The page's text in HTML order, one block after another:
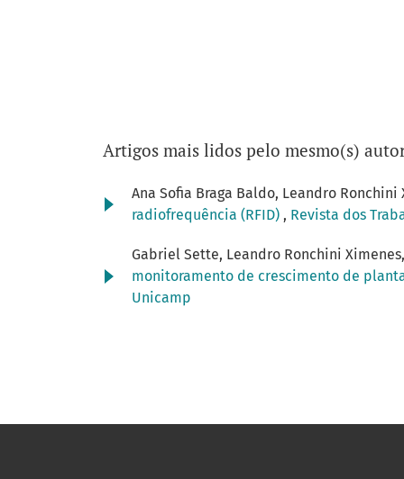
Artigos mais lidos pelo mesmo(s)
Ana Sofia Braga Baldo, Leandro Ronchini
radiofrequência (RFID) , Revista dos
Gabriel Sette, Leandro Ronchini Ximenes,
monitoramento de crescimento de
Unicamp